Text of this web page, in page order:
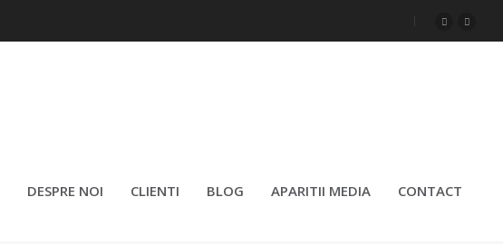
DESPRE NOI CLIENTI BLOG APARITII MEDIA CONTACT